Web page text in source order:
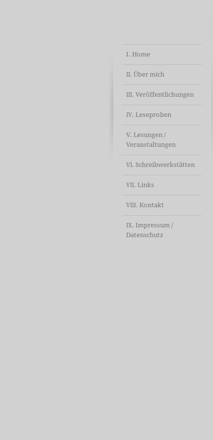
I. Home
II. Über mich
III. Veröffentlichungen
IV. Leseproben
V. Lesungen /
Veranstaltungen
VI. Schreibwerkstätten
VII. Links
VIII. Kontakt
IX. Impressum /
Datenschutz